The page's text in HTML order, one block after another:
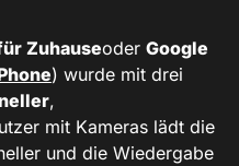
Zuhauseoder Google
) wurde mit drei
,
mit Kameras lädt die
und die Wiedergabe